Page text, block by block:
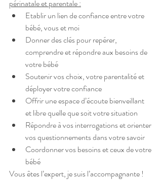
périnatale et parentale :
Etablir un lien de confiance entre votre
bébé, vous et moi
Donner des clés pour repérer,
comprendre et répondre aux besoins de
votre bébé
Soutenir vos choix, votre parentalité et
déployer votre confiance
Offrir une espace d’écoute bienveillant
et libre quelle que soit votre situation
Répondre à vos interrogations et orienter
vos questionnements dans votre savoir
Coordonner vos besoins et ceux de votre
bébé
Vous êtes l’expert, je suis l’accompagnante !